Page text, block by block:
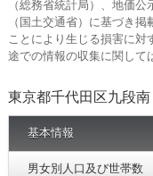
（総務省統計局）、地価
（国土交通省）に基づき
ことにより生じる損害に
途での情報の収集に関して
東京都千代田区九段南
基本情報
男女別人口及び世帯数